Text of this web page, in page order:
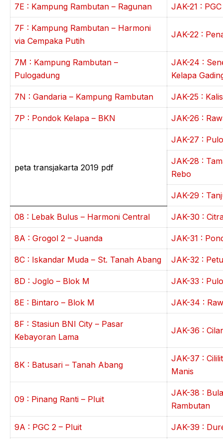
7E : Kampung Rambutan – Ragunan JAK-21 :
7F : Kampung Rambutan – Harmoni
via Cempaka Putih
JAK-22 :
7M : Kampung Rambutan –
Pulogadung
JAK-24 :
Kelapa
7N : Gandaria – Kampung Rambutan JAK-25 :
7P : Pondok Kelapa – BKN JAK-26 :
peta transjakarta 2019 pdf
JAK-27 :
JAK-28 :
Rebo
JAK-29 :
08 : Lebak Bulus – Harmoni Central JAK-30 :
8A : Grogol 2 – Juanda JAK-31 :
8C : Iskandar Muda – St. Tanah Abang JAK-32 :
8D : Joglo – Blok M JAK-33 :
8E : Bintaro – Blok M JAK-34 :
8F : Stasiun BNI City – Pasar
Kebayoran Lama
JAK-36 :
8K : Batusari – Tanah Abang
JAK-37 :
Manis
09 : Pinang Ranti – Pluit
JAK-38 :
Rambutan
9A : PGC 2 – Pluit JAK-39 :